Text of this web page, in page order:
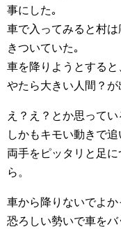
事にした｡
車で入ってみると村
きついていた｡
車を降りようとする
やたら大きい人間？が
え？え？とか思って
しかもキモい動きで追
両手をピッタリと足
ら。
車から降りないでよか
恐ろしい勢いで車を